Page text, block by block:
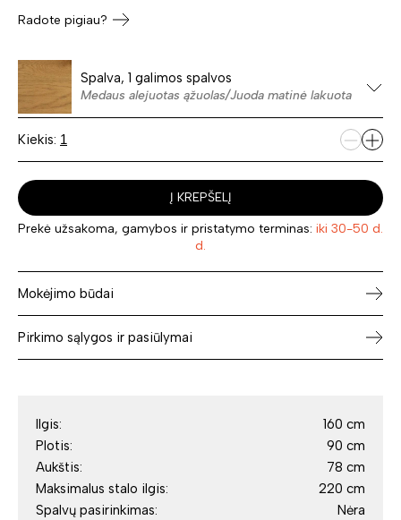
Radote pigiau?
Spalva, 1 galimos spalvos
Medaus alejuotas ąžuolas/Juoda matinė lakuota
Kiekis:
Į KREPŠELĮ
Prekė užsakoma, gamybos ir pristatymo terminas: iki 30-50 d.
d.
Mokėjimo būdai
Pirkimo sąlygos ir pasiūlymai
Ilgis:
160 cm
Plotis:
90 cm
Aukštis:
78 cm
Maksimalus stalo ilgis:
220 cm
Spalvų pasirinkimas:
Nėra